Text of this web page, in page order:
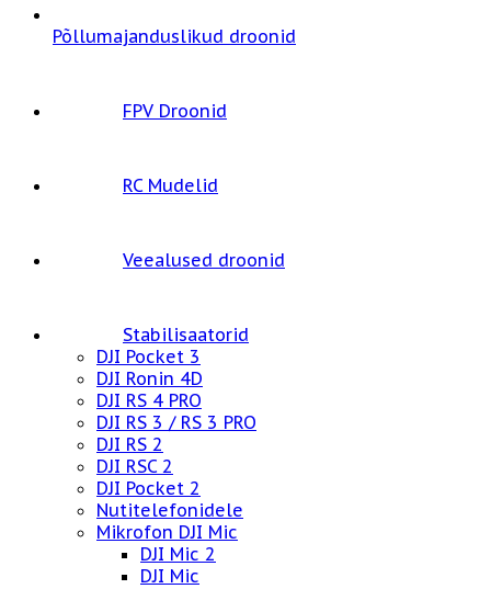
Põllumajanduslikud droonid
FPV Droonid
RC Mudelid
Veealused droonid
Stabilisaatorid
DJI Pocket 3
DJI Ronin 4D
DJI RS 4 PRO
DJI RS 3 / RS 3 PRO
DJI RS 2
DJI RSC 2
DJI Pocket 2
Nutitelefonidele
Mikrofon DJI Mic
DJI Mic 2
DJI Mic